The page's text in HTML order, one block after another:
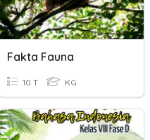
Fakta Fauna
10 T KG